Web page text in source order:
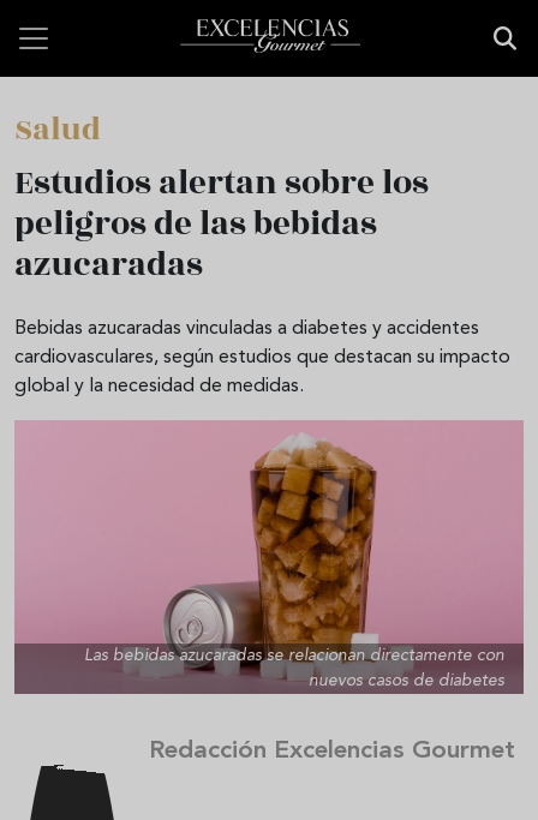
Salud
Estudios alertan sobre los
peligros de las bebidas
azucaradas
Bebidas azucaradas vinculadas a diabetes y accidentes
cardiovasculares, según estudios que destacan su impacto
global y la necesidad de medidas.
Las bebidas azucaradas se relacionan directamente con
nuevos casos de diabetes
Redacción Excelencias Gourmet